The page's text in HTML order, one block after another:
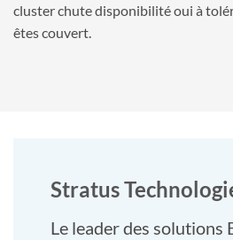
cluster chute disponibilité oui à
êtes couvert.
Stratus
Le leader des solutions